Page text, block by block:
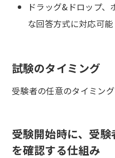
ドラッグ&ドロップ
な回答方式に対応可能
試験のタイミング
受験者の任意のタイミン
受験開始時に、受
を確認する仕組み